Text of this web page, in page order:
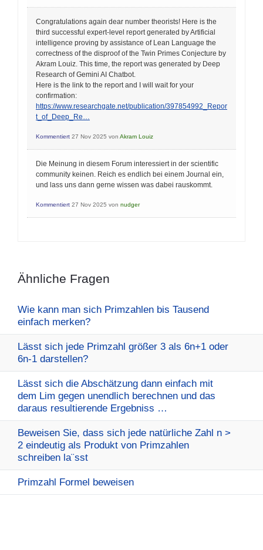
Congratulations again dear number theorists! Here is the
third successful expert-level report generated by Artificial
intelligence proving by assistance of Lean Language the
correctness of the disproof of the Twin Primes Conjecture by
Akram Louiz. This time, the report was generated by Deep
Research of Gemini AI Chatbot.
Here is the link to the report and I will wait for your
confirmation:
https://www.researchgate.net/publication/397854992_Repor
t_of_Deep_Re…
Kommentiert 27 Nov 2025 von Akram Louiz
Die Meinung in diesem Forum interessiert in der scientific
community keinen. Reich es endlich bei einem Journal ein,
und lass uns dann gerne wissen was dabei rauskommt.
Kommentiert 27 Nov 2025 von nudger
Ähnliche Fragen
Wie kann man sich Primzahlen bis Tausend
einfach merken?
Lässt sich jede Primzahl größer 3 als 6n+1 oder
6n-1 darstellen?
Lässt sich die Abschätzung dann einfach mit
dem Lim gegen unendlich berechnen und das
daraus resultierende Ergebniss …
Beweisen Sie, dass sich jede natürliche Zahl n >
2 eindeutig als Produkt von Primzahlen
schreiben la¨sst
Primzahl Formel beweisen